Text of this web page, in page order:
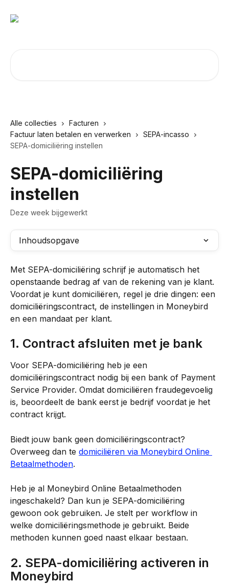
Alle collecties
Facturen
Factuur laten betalen en verwerken
SEPA-incasso
SEPA-domiciliëring instellen
SEPA-domiciliëring
instellen
Deze week bijgewerkt
Inhoudsopgave
Met SEPA-domiciliëring schrijf je automatisch het
openstaande bedrag af van de rekening van je klant.
Voordat je kunt domiciliëren, regel je drie dingen: een
domiciliëringscontract, de instellingen in Moneybird
en een mandaat per klant.
1. Contract afsluiten met je bank
Voor SEPA-domiciliëring heb je een
domiciliëringscontract nodig bij een bank of Payment
Service Provider. Omdat domiciliëren fraudegevoelig
is, beoordeelt de bank eerst je bedrijf voordat je het
contract krijgt.
Biedt jouw bank geen domiciliëringscontract?
Overweeg dan te domiciliëren via Moneybird Online
Betaalmethoden.
Heb je al Moneybird Online Betaalmethoden
ingeschakeld? Dan kun je SEPA-domiciliëring
gewoon ook gebruiken. Je stelt per workflow in
welke domiciliëringsmethode je gebruikt. Beide
methoden kunnen goed naast elkaar bestaan.
2. SEPA-domiciliëring activeren in
Moneybird